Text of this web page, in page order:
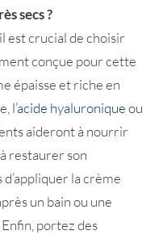
secs ?
est crucial de choisir
conçue pour cette
épaisse et riche en
l’acide hyaluroniqueou
aideront à nourrir
restaurer son
la crème
un bain ou une
portez des